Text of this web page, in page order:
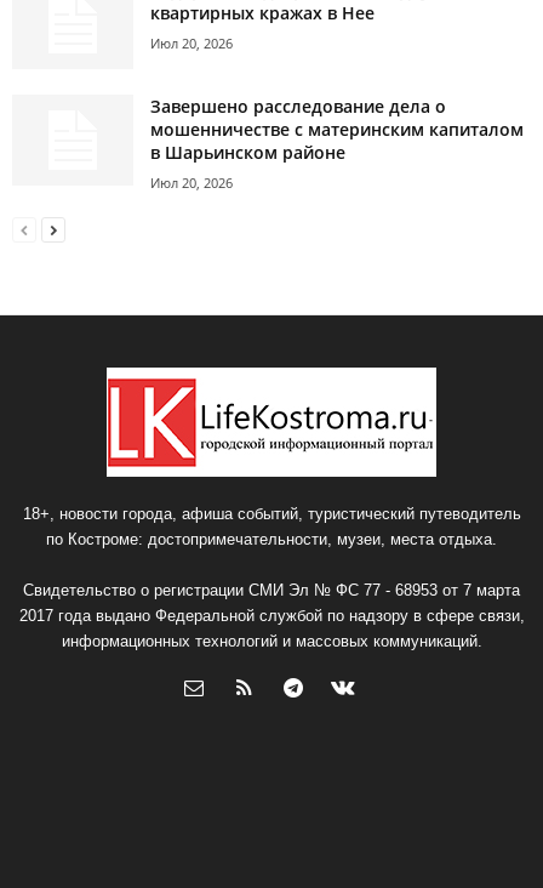
квартирных кражах в Нее
Июл 20, 2026
Завершено расследование дела о
мошенничестве с материнским капиталом
в Шарьинском районе
Июл 20, 2026
18+, новости города, афиша событий, туристический путеводитель
по Костроме: достопримечательности, музеи, места отдыха.
Свидетельство о регистрации СМИ Эл № ФС 77 - 68953 от 7 марта
2017 года выдано Федеральной службой по надзору в сфере связи,
информационных технологий и массовых коммуникаций.